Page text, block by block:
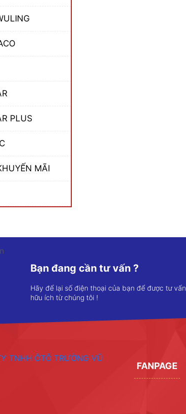
PLUS
MÃI
Bạn đang cần tư vấn ?
Hãy để lại số điện thoại của bạn để được tư vấn
hữu ích từ chúng tôi !
FANPAGE